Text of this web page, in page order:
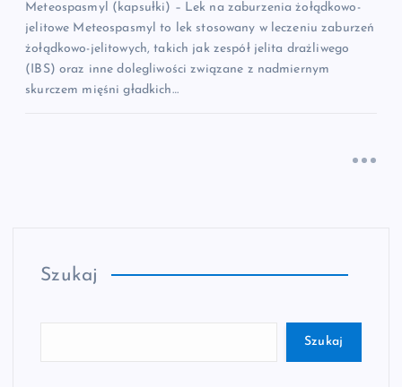
Meteospasmyl (kapsułki) – Lek na zaburzenia żołądkowo-
jelitowe Meteospasmyl to lek stosowany w leczeniu zaburzeń
żołądkowo-jelitowych, takich jak zespół jelita drażliwego
(IBS) oraz inne dolegliwości związane z nadmiernym
skurczem mięśni gładkich…
Szukaj
Szukaj